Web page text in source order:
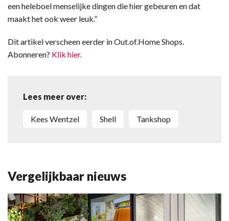
een heleboel menselijke dingen die hier gebeuren en dat
maakt het ook weer leuk.”
Dit artikel verscheen eerder in Out.of.Home Shops.
Abonneren? Klik hier.
Lees meer over:
Kees Wentzel Shell Tankshop
Vergelijkbaar nieuws